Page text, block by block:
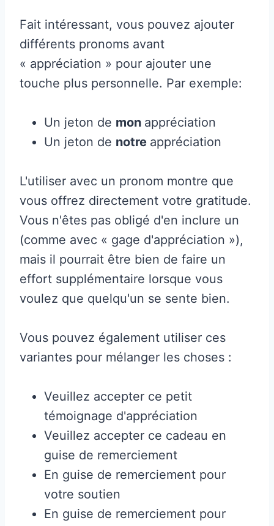
Fait intéressant, vous pouvez ajouter
différents pronoms avant
« appréciation » pour ajouter une
touche plus personnelle. Par exemple:
Un jeton de mon appréciation
Un jeton de notre appréciation
L'utiliser avec un pronom montre que
vous offrez directement votre gratitude.
Vous n'êtes pas obligé d'en inclure un
(comme avec « gage d'appréciation »),
mais il pourrait être bien de faire un
effort supplémentaire lorsque vous
voulez que quelqu'un se sente bien.
Vous pouvez également utiliser ces
variantes pour mélanger les choses :
Veuillez accepter ce petit
témoignage d'appréciation
Veuillez accepter ce cadeau en
guise de remerciement
En guise de remerciement pour
votre soutien
En guise de remerciement pour